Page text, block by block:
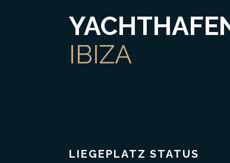
IBIZA
LIEGEPLATZ STATUS